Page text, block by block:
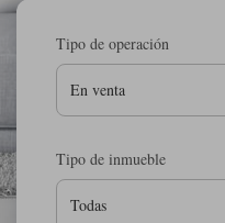
Tipo de operación
En venta
Tipo de inmueble
Todas